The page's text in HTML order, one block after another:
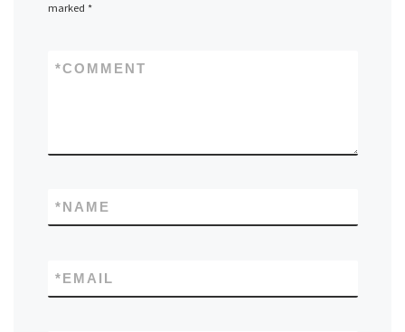
marked *
COMMENT
*
NAME
*
EMAIL
*